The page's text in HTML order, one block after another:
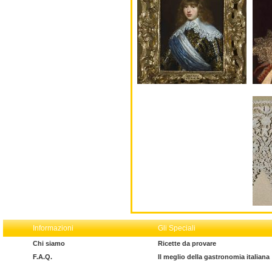
Informazioni Gli Speciali
Chi siamo
F.A.Q.
Ricette da provare
Il meglio della gastronomia italiana